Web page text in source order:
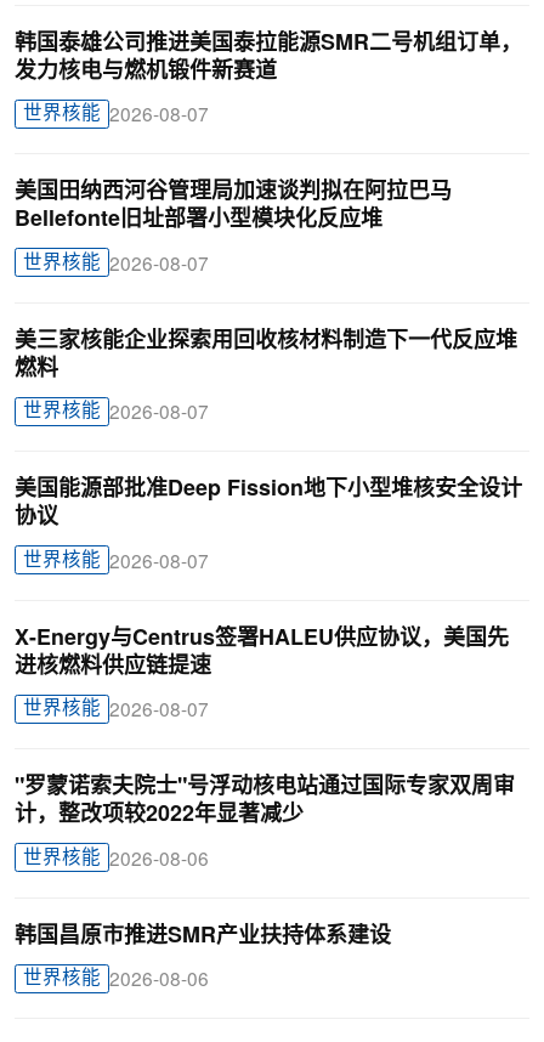
韩国泰雄公司推进美国泰拉能源SMR二号机组订单，
发力核电与燃机锻件新赛道
世界核能 2026-08-07
美国田纳西河谷管理局加速谈判拟在阿拉巴马
Bellefonte旧址部署小型模块化反应堆
世界核能 2026-08-07
美三家核能企业探索用回收核材料制造下一代反应堆
燃料
世界核能 2026-08-07
美国能源部批准Deep Fission地下小型堆核安全设计
协议
世界核能 2026-08-07
X-Energy与Centrus签署HALEU供应协议，美国先
进核燃料供应链提速
世界核能 2026-08-07
"罗蒙诺索夫院士"号浮动核电站通过国际专家双周审
计，整改项较2022年显著减少
世界核能 2026-08-06
韩国昌原市推进SMR产业扶持体系建设
世界核能 2026-08-06